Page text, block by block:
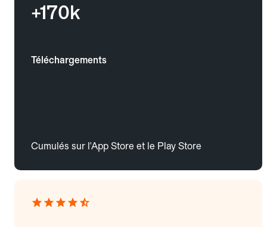
+170k
Téléchargements
Cumulés sur l'App Store et le Play Store